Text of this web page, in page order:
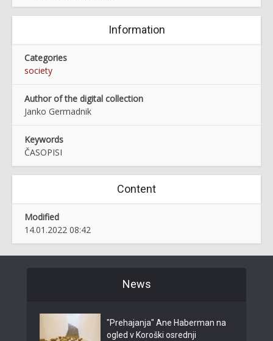
Information
Categories
society
Author of the digital collection
Janko Germadnik
Keywords
ČASOPISI
Content
Modified
14.01.2022 08:42
News
"Prehajanja" Ane Haberman na
ogled v Koroški osrednji